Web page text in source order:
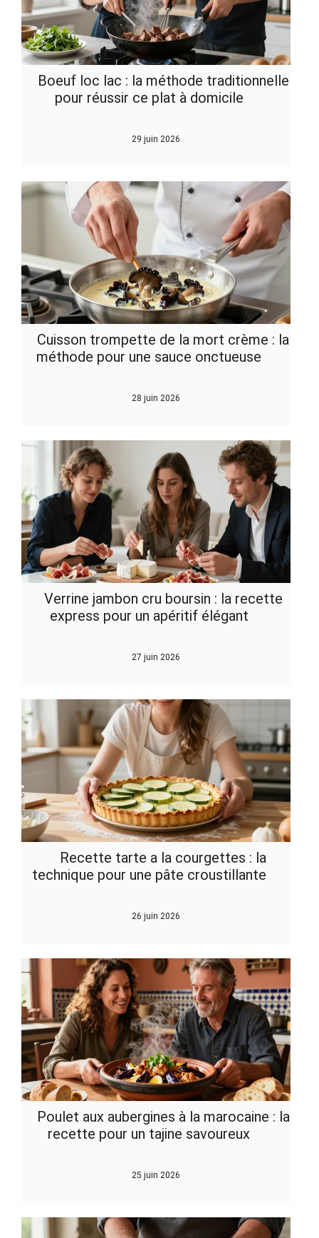
Boeuf loc lac : la méthode traditionnelle
pour réussir ce plat à domicile
29 juin 2026
Cuisson trompette de la mort crème : la
méthode pour une sauce onctueuse
28 juin 2026
Verrine jambon cru boursin : la recette
express pour un apéritif élégant
27 juin 2026
Recette tarte a la courgettes : la
technique pour une pâte croustillante
26 juin 2026
Poulet aux aubergines à la marocaine : la
recette pour un tajine savoureux
25 juin 2026